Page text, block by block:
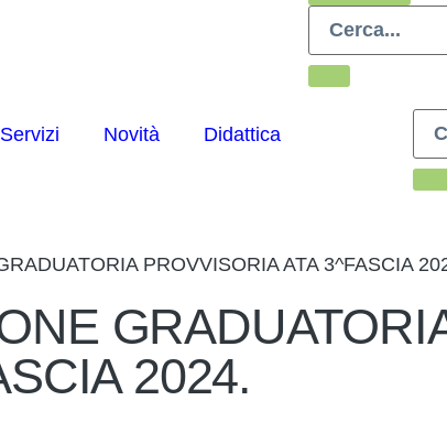
Servizi Novità Didattica
PROVVISORIA ATA 3^FASCIA
2024.